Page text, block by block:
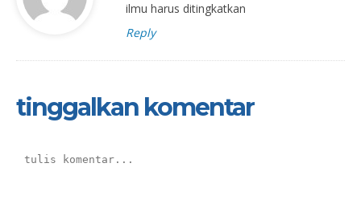
ilmu harus ditingkatkan
Reply
tinggalkan komentar